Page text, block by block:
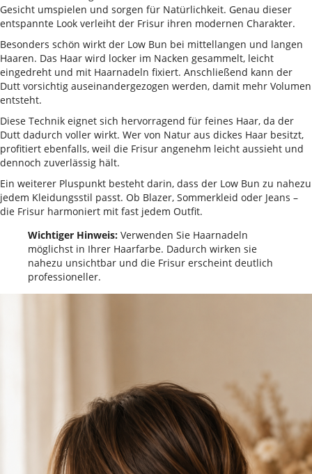
Gesicht umspielen und sorgen für Natürlichkeit. Genau dieser
entspannte Look verleiht der Frisur ihren modernen Charakter.
Besonders schön wirkt der Low Bun bei mittellangen und langen
Haaren. Das Haar wird locker im Nacken gesammelt, leicht
eingedreht und mit Haarnadeln fixiert. Anschließend kann der
Dutt vorsichtig auseinandergezogen werden, damit mehr Volumen
entsteht.
Diese Technik eignet sich hervorragend für feines Haar, da der
Dutt dadurch voller wirkt. Wer von Natur aus dickes Haar besitzt,
profitiert ebenfalls, weil die Frisur angenehm leicht aussieht und
dennoch zuverlässig hält.
Ein weiterer Pluspunkt besteht darin, dass der Low Bun zu nahezu
jedem Kleidungsstil passt. Ob Blazer, Sommerkleid oder Jeans –
die Frisur harmoniert mit fast jedem Outfit.
Wichtiger Hinweis: Verwenden Sie Haarnadeln
möglichst in Ihrer Haarfarbe. Dadurch wirken sie
nahezu unsichtbar und die Frisur erscheint deutlich
professioneller.